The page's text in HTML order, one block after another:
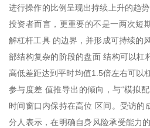
进行操作的比例呈现出持续上升的趋
投资者而言，更重要的不是一两次短
解杠杆工具 的边界，并形成可持续的
部结构复杂的阶段的盘面 结构可以杠
高低差距达到平时均值1.5倍左右可以
参与度差 值推导出的倾向，与“模拟
时间窗口内保持在高位 区间。受访的
分人表示，在明确自身风险承受能力